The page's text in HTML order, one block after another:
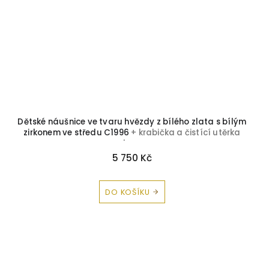
Dětské náušnice ve tvaru hvězdy z bílého zlata s bílým
zirkonem ve středu C1996 + krabička a čistící utěrka
zdarma
5 750 Kč
DO KOŠÍKU